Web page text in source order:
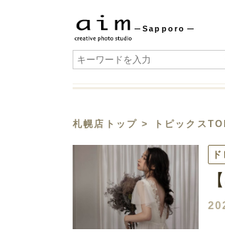
Sapporo
札幌店トップ > トピックス